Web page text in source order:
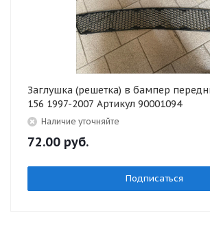
Заглушка (решетка) в бампер
156 1997-2007 Артикул 90001094
Наличие уточняйте
72.00 руб.
Подписаться